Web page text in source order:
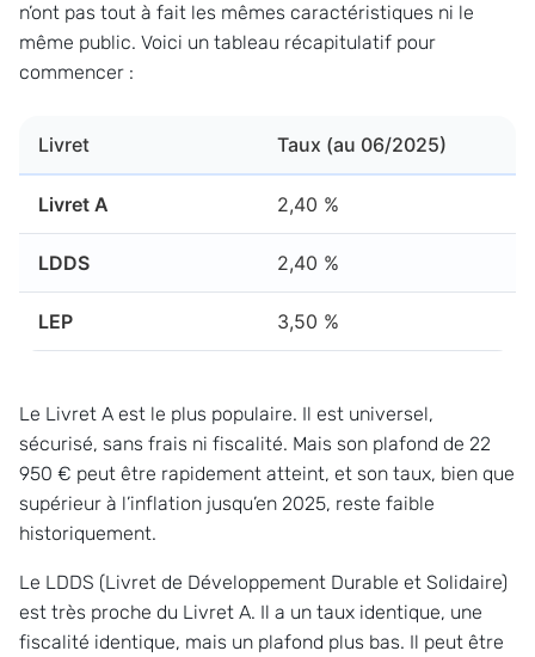
n’ont pas tout à fait les mêmes caractéristiques ni le
même public. Voici un tableau récapitulatif pour
commencer :
Livret Taux (au 06/2025)
Livret A 2,40 %
LDDS 2,40 %
LEP 3,50 %
Le Livret A est le plus populaire. Il est universel,
sécurisé, sans frais ni fiscalité. Mais son plafond de 22
950 € peut être rapidement atteint, et son taux, bien que
supérieur à l’inflation jusqu’en 2025, reste faible
historiquement.
Le LDDS (Livret de Développement Durable et Solidaire)
est très proche du Livret A. Il a un taux identique, une
fiscalité identique, mais un plafond plus bas. Il peut être